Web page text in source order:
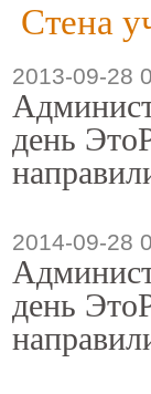
Стена
2013-09-28
день
2014-09-28
день